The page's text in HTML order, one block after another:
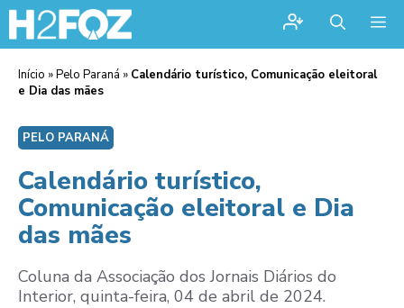
Início »Pelo Paraná » Calendário turístico, Comunicação eleitoral
e Dia das mães
PELO PARANÁ
Calendário turístico,
Comunicação eleitoral e Dia
das mães
Coluna da Associação dos Jornais Diários do
Interior, quinta-feira, 04 de abril de 2024.